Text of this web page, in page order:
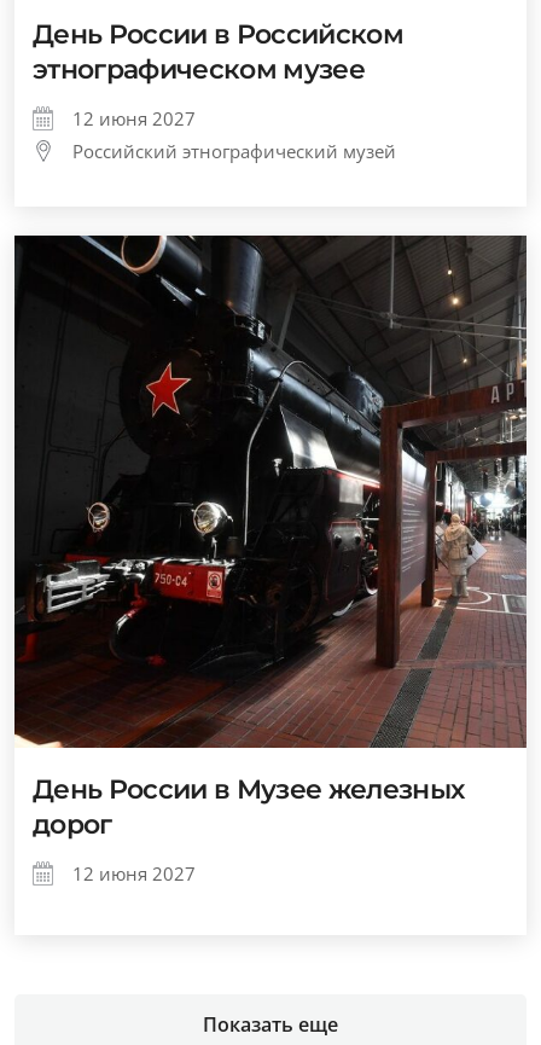
День России в Российском
этнографическом музее
12 июня 2027
Российский этнографический музей
День России в Музее железных
дорог
12 июня 2027
Показать еще